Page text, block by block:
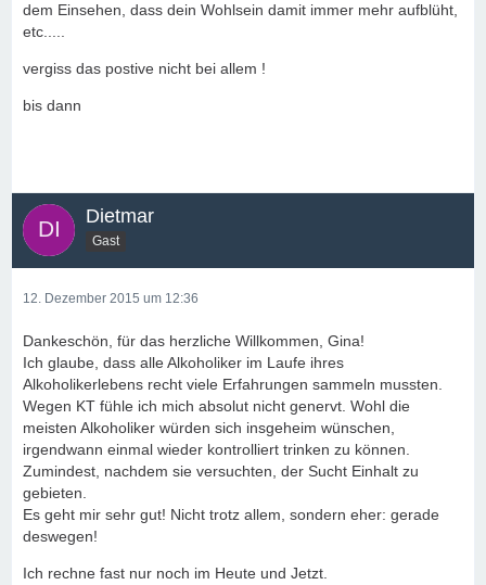
dem Einsehen, dass dein Wohlsein damit immer mehr aufblüht,
etc.....
vergiss das postive nicht bei allem !
bis dann
Dietmar
Gast
12. Dezember 2015 um 12:36
Dankeschön, für das herzliche Willkommen, Gina!
Ich glaube, dass alle Alkoholiker im Laufe ihres
Alkoholikerlebens recht viele Erfahrungen sammeln mussten.
Wegen KT fühle ich mich absolut nicht genervt. Wohl die
meisten Alkoholiker würden sich insgeheim wünschen,
irgendwann einmal wieder kontrolliert trinken zu können.
Zumindest, nachdem sie versuchten, der Sucht Einhalt zu
gebieten.
Es geht mir sehr gut! Nicht trotz allem, sondern eher: gerade
deswegen!
Ich rechne fast nur noch im Heute und Jetzt.